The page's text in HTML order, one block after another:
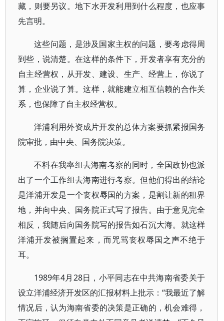
藏，则要另议。地下水开发利用到什么程度，也应事
先言明。
这些问题，是涉及国家主权的问题，要考虑得周
到些，说清楚。在这样的条件下，开发者享有充分的
自主经营权，从开发、建设、生产、经营上，你说了
算，企业说了算。这样，就能建立相互信赖的合作关
系，也保障了自主权经营权。
洋浦利用外资成片开发的总体方案要抓紧报国务
院审批，由中央、国务院决策。
不料在我率组去海南考察的同时，全国政协也派
出了一个工作组去海南进行考察。但他们得出的结论
是洋浦开发是一个丧权辱国的方案，是割让新的租界
地，并向中央、国务院正式写了报告。由于意见完全
相反，我随后向国务院写的报告如石沉大海。就这样
洋浦开发被搁置起来，而咒骂丧权辱国之声不绝于
耳。
1989年4月28日，小平同志在中共海南省委关于
设立洋浦经济开发区的汇报材料上批示：“我最近了解
情况后，认为海南省委的决策是正确的，机会难得，